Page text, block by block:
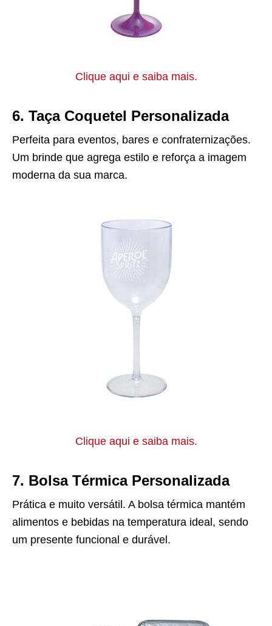
Clique aqui e saiba mais.
6. Taça Coquetel Personalizada
Perfeita para eventos, bares e confraternizações.
Um brinde que agrega estilo e reforça a imagem
moderna da sua marca.
Clique aqui e saiba mais.
7. Bolsa Térmica Personalizada
Prática e muito versátil. A bolsa térmica mantém
alimentos e bebidas na temperatura ideal, sendo
um presente funcional e durável.